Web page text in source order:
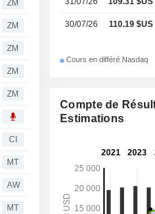
ZM
ZM
ZM
ZM
ZM
CI
MT
AW
MT
30/07/26 110.19 $US
Cours en différé Nasdaq
Compte de
Estimations